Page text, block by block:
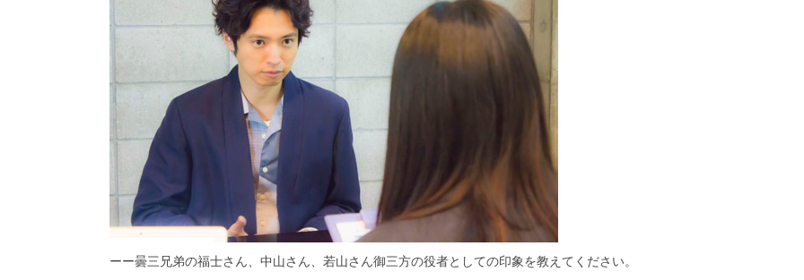
ーー曇三兄弟の福士さん、中山さん、若山さん御三方の役者としての印象を教えてください。